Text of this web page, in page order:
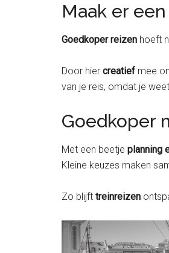
Maak er
Goedkoper reizen hoeft
Door hier creatief mee
van je reis, omdat je
Goedkoper
Met een beetje planning
Kleine keuzes maken
Zo blijft treinreizen